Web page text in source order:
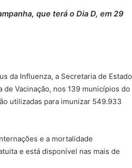
que terá o Dia D, em 29
da Influenza, a Secretaria de Estado
de Vacinação, nos 139 municípios do
utilizadas para imunizar 549.933
e a mortalidade
e está disponível nas mais de